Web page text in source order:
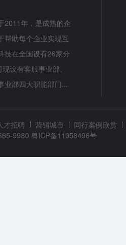
2011年，是成熟的企
帮助每个企业实现互
技在全国设有26家分
设有客服事业部、
部四大职能部门...
才招聘 营销城市
同行案例欣赏
9980 粤ICP备11058496号